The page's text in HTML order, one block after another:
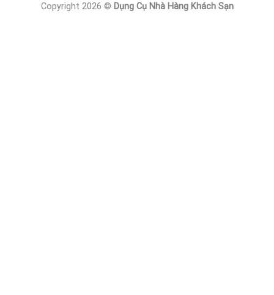
Copyright 2026 © Dụng Cụ Nhà Hàng Khách Sạn